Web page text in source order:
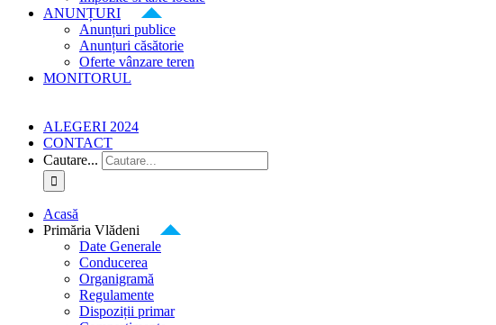
ANUNȚURI
Anunțuri publice
Anunțuri căsătorie
Oferte vânzare teren
MONITORUL
ALEGERI 2024
CONTACT
Cautare...
Acasă
Primăria Vlădeni
Date Generale
Conducerea
Organigramă
Regulamente
Dispoziții primar